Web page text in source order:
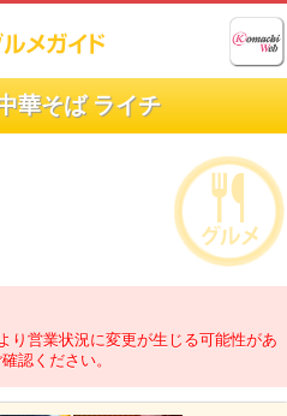
華そば ライチ
営業状況に変更が生じる可能性があ
認ください。